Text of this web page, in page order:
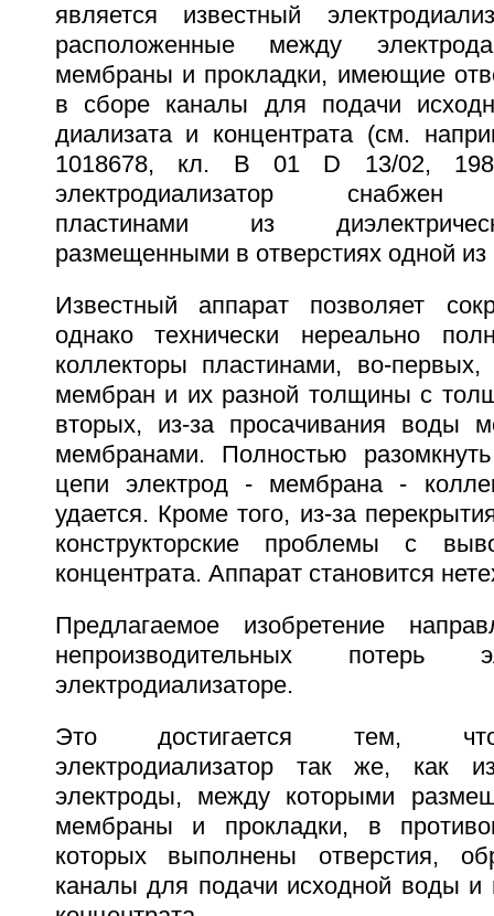
является известный
расположенные между
мембраны и прокладки, имеющие
в сборе каналы для подачи
диализата и концентрата (см.
1018678, кл. В 01 D 13/02,
электродиализатор снабжен
пластинами из
размещенными в отверстиях одной
Известный аппарат позволяет
однако технически нереально
коллекторы пластинами, во-первых,
мембран и их разной толщины с
вторых, из-за просачивания воды
мембранами. Полностью
цепи электрод - мембрана -
удается. Кроме того, из-за
конструкторские проблемы с
концентрата. Аппарат становится
Предлагаемое изобретение
непроизводительных потерь
электродиализаторе.
Это достигается тем, что
электродиализатор так же, как
электроды, между которыми
мембраны и прокладки, в
которых выполнены отверстия,
каналы для подачи исходной воды и